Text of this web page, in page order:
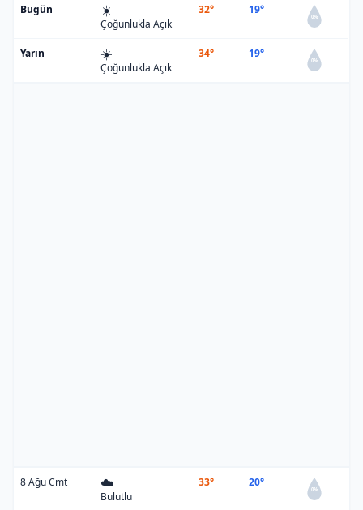
Bugün ☀️
Çoğunlukla Açık
32° 19°
0%
Yarın ☀️
Çoğunlukla Açık
34° 19°
0%
8 Ağu Cmt ☁️
Bulutlu
33° 20°
0%